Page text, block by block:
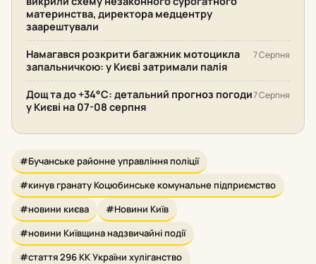
материнства, директора медцентру
заарештували
Намагався розкрити багажник мотоцикла
запальничкою: у Києві затримали палія
7 Серпня
Дощ та до +34°С: детальний прогноз погоди
у Києві на 07-08 серпня
7 Серпня
#Бучанське районне управління поліції
#кинув гранату Коцюбинське комунальне підприємство
#новини києва
#Новини Київ
#новини Київщина надзвичайні події
#стаття 296 КК України хуліганство